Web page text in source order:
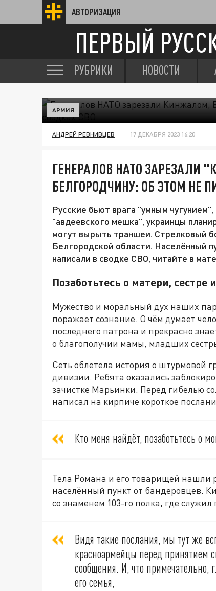
АВТОРИЗАЦИЯ
ПЕРВЫЙ
РУБРИКИ НОВОСТИ
АРМИЯ
АНДРЕЙ РЕВНИВЦЕВ 17 ДЕКАБРЯ 2023 16:20
ГЕНЕРАЛОВ НАТО ЗАРЕЗАЛИ
БЕЛГОРОДЧИНУ: ОБ ЭТОМ НЕ
Русские бьют врага "умным
"авдеевского мешка", украинцы
могут вырыть траншеи. Стрелковый
Белгородской области. Населённый
написали в сводке СВО, читайте в
Позаботьтесь о матери, сестре
Мужество и моральный дух наших
поражает сознание. О чём думает
последнего патрона и прекрасно
о благополучии мамы, младших
Сеть облетела история о штурмовой
дивизии. Ребята оказались
зачистке Марьинки. Перед гибелью
написал на кирпиче короткое
Кто меня найдёт, позаботьтесь о
Тела Романа и его товарищей нашли
населённый пункт от бандеровцев.
со знаменем 103-го полка, где служил
Видя такие послания, мы тут же
красноармейцы перед принятием
сообщения. И, что примечательно,
его семья,